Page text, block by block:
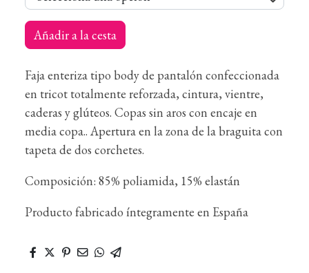
Añadir a la cesta
Faja enteriza tipo body de pantalón confeccionada
en tricot totalmente reforzada, cintura, vientre,
caderas y glúteos. Copas sin aros con encaje en
media copa.. Apertura en la zona de la braguita con
tapeta de dos corchetes.
Composición: 85% poliamida, 15% elastán
Producto fabricado íntegramente en España